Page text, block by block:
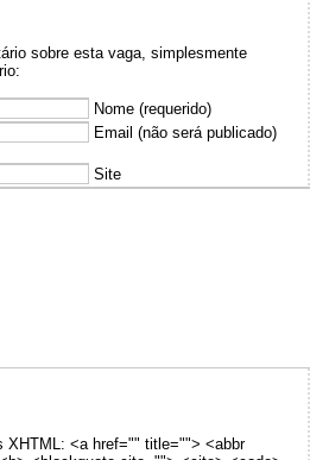
sobre esta vaga, simplesmente
Nome (requerido)
Email (não será publicado)
Site
XHTML: <a href="" title=""> <abbr